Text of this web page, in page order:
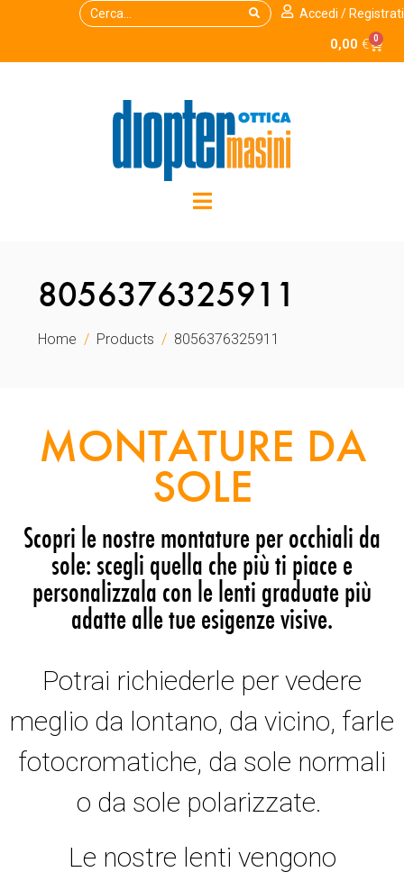
Accedi / Registrati
0,00 € 0
8056376325911
Home Products 8056376325911
MONTATURE DA
SOLE
Scopri le nostre montature per occhiali da
sole: scegli quella che più ti piace e
personalizzala con le lenti graduate più
adatte alle tue esigenze visive.
Potrai richiederle per vedere
meglio da lontano, da vicino, farle
fotocromatiche, da sole normali
o da sole polarizzate.
Le nostre lenti vengono